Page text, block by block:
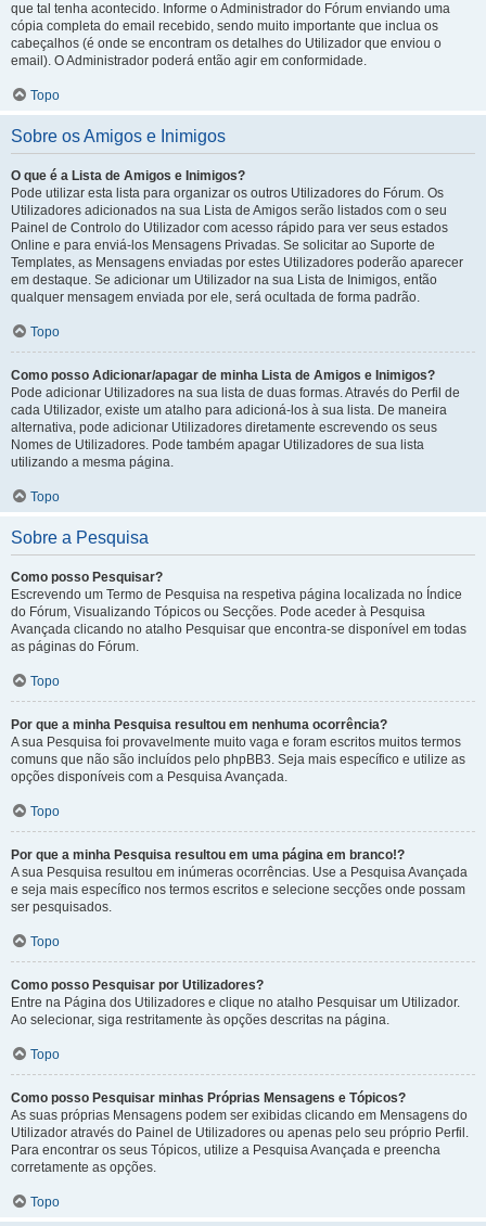
que tal tenha acontecido. Informe o Administrador do Fórum enviando uma
cópia completa do email recebido, sendo muito importante que inclua os
cabeçalhos (é onde se encontram os detalhes do Utilizador que enviou o
email). O Administrador poderá então agir em conformidade.
Topo
Sobre os Amigos e Inimigos
O que é a Lista de Amigos e Inimigos?
Pode utilizar esta lista para organizar os outros Utilizadores do Fórum. Os
Utilizadores adicionados na sua Lista de Amigos serão listados com o seu
Painel de Controlo do Utilizador com acesso rápido para ver seus estados
Online e para enviá-los Mensagens Privadas. Se solicitar ao Suporte de
Templates, as Mensagens enviadas por estes Utilizadores poderão aparecer
em destaque. Se adicionar um Utilizador na sua Lista de Inimigos, então
qualquer mensagem enviada por ele, será ocultada de forma padrão.
Topo
Como posso Adicionar/apagar de minha Lista de Amigos e Inimigos?
Pode adicionar Utilizadores na sua lista de duas formas. Através do Perfil de
cada Utilizador, existe um atalho para adicioná-los à sua lista. De maneira
alternativa, pode adicionar Utilizadores diretamente escrevendo os seus
Nomes de Utilizadores. Pode também apagar Utilizadores de sua lista
utilizando a mesma página.
Topo
Sobre a Pesquisa
Como posso Pesquisar?
Escrevendo um Termo de Pesquisa na respetiva página localizada no Índice
do Fórum, Visualizando Tópicos ou Secções. Pode aceder à Pesquisa
Avançada clicando no atalho Pesquisar que encontra-se disponível em todas
as páginas do Fórum.
Topo
Por que a minha Pesquisa resultou em nenhuma ocorrência?
A sua Pesquisa foi provavelmente muito vaga e foram escritos muitos termos
comuns que não são incluídos pelo phpBB3. Seja mais específico e utilize as
opções disponíveis com a Pesquisa Avançada.
Topo
Por que a minha Pesquisa resultou em uma página em branco!?
A sua Pesquisa resultou em inúmeras ocorrências. Use a Pesquisa Avançada
e seja mais específico nos termos escritos e selecione secções onde possam
ser pesquisados.
Topo
Como posso Pesquisar por Utilizadores?
Entre na Página dos Utilizadores e clique no atalho Pesquisar um Utilizador.
Ao selecionar, siga restritamente às opções descritas na página.
Topo
Como posso Pesquisar minhas Próprias Mensagens e Tópicos?
As suas próprias Mensagens podem ser exibidas clicando em Mensagens do
Utilizador através do Painel de Utilizadores ou apenas pelo seu próprio Perfil.
Para encontrar os seus Tópicos, utilize a Pesquisa Avançada e preencha
corretamente as opções.
Topo